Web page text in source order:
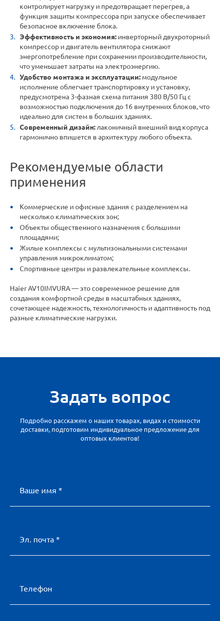
контролирует нагрузку и предотвращает перегрев, а
функция защиты компрессора при запуске обеспечивает
безопасное включение блока.
Эффективность и экономия: инверторный двухроторный
компрессор и двигатель вентилятора снижают
энергопотребление при сохранении производительности,
что уменьшает затраты на электроэнергию.
Удобство монтажа и эксплуатации: модульное
исполнение облегчает транспортировку и установку,
предусмотрена 3-фазная схема питания 380 В/50 Гц с
возможностью подключения до 16 внутренних блоков, что
идеально для систем в больших зданиях.
Современный дизайн:лаконичный внешний вид корпуса
гармонично впишется в архитектуру любого объекта.
Рекомендуемые области
применения
Коммерческие и офисные здания с разделением на
несколько климатических зон;
Объекты общественного назначения с большими
площадями;
Жилые комплексы с мультизональными системами
управления микроклиматом;
Спортивные центры и развлекательные комплексы.
Haier AV10IMVURA — это современное решение для
создания комфортной среды в масштабных зданиях,
сочетающее надежность, технологичность и адаптивность под
разные климатические нагрузки.
Задать вопрос
Подробно расскажем о наших товарах, видах и стоимости
доставки, подготовим индивидуальное предложение для
оптовых клиентов!
Ваше имя *
Эл. почта *
Телефон